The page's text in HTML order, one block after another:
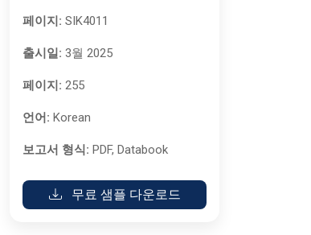
페이지: SIK4011
출시일: 3월 2025
페이지: 255
언어: Korean
보고서 형식: PDF, Databook
무료 샘플 다운로드